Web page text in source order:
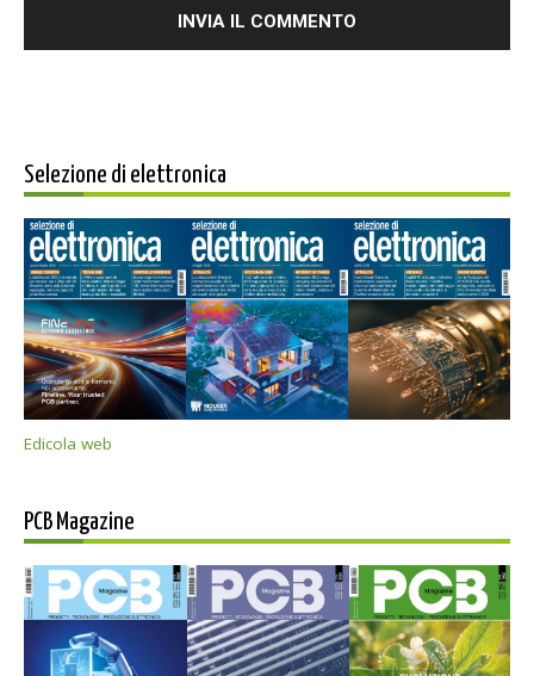
Selezione di elettronica
Edicola web
PCB Magazine